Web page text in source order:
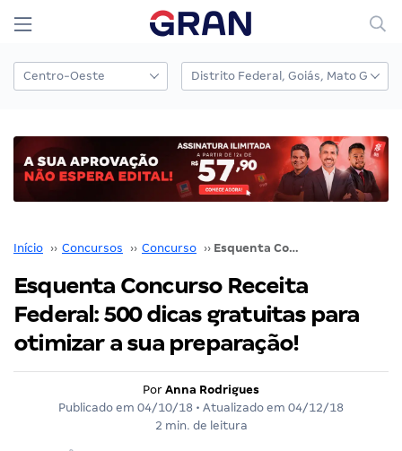
Início ›› Concursos ›› Concurso ›› Esquenta Concurso Receita Federal: 500 dicas gratuitas para otimizar a sua preparação!
Esquenta Concurso Receita
Federal: 500 dicas gratuitas para
otimizar a sua preparação!
Por Anna Rodrigues
Publicado em 04/10/18 • Atualizado em 04/12/18
2 min. de leitura